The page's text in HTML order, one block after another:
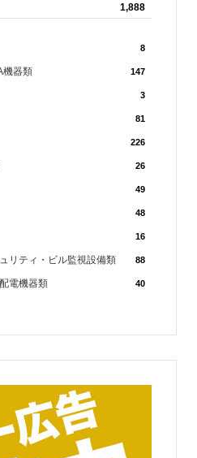
1,888
8
機器類 147
3
81
226
26
49
48
16
リティ・ビル監視設備類 88
電機器類 40